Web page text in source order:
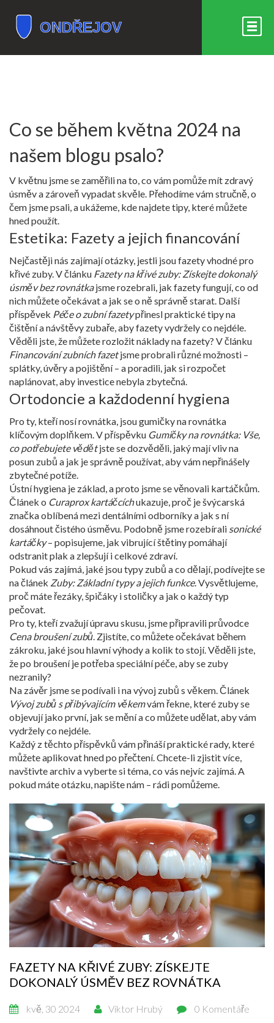
Co se během května 2024 na
našem blogu psalo?
V květnu jsme se zaměřili na to, co vám pomůže mít zdravý
úsměv a zároveň vypadat skvěle. Přehodíme vám stručně, o
čem jsme psali, a ukážeme, kde najdete tipy, které můžete
hned použít.
Estetika: Fazety a jejich financování
Nejčastěji nás zajímají otázky, jestli jsou fazety vhodné pro
křivé zuby. V článku Fazety na křivé zuby: Získejte dokonalý
úsměv bez rovnátkajsme rozebrali, jak fazety fungují, co od
nich můžete očekávat a jak se o ně správně starat. Další
příspěvek Péče o zubní fazetypřinesl praktické tipy na
čištění a návštěvy zubaře, aby fazety vydržely co nejdéle.
Věděli jste, že můžete rozložit náklady na fazety? V článku
Financování zubních fazetjsme probrali různé možnosti –
splátky, úvěry a pojištění – a poradili, jak si rozpočet
naplánovat, aby investice nebyla zbytečná.
Ortodoncie a každodenní hygiena
Pro ty, kteří nosí rovnátka, jsou gumičky na rovnátka
klíčovým doplňkem. V příspěvku Gumičky na rovnátka: Vše,
co potřebujete vědětjste se dozvěděli, jaký mají vliv na
posun zubů a jak je správně používat, aby vám nepřinášely
zbytečné potíže.
Ústní hygiena je základ, a proto jsme se věnovali kartáčkům.
Článek o Curaprox kartáčcíchukazuje, proč je švýcarská
značka oblíbená mezi dentálními odborníky a jak s ní
dosáhnout čistého úsměvu. Podobně jsme rozebírali sonické
kartáčky– popisujeme, jak vibrující štětiny pomáhají
odstranit plak a zlepšují i celkové zdraví.
Pokud vás zajímá, jaké jsou typy zubů a co dělají, podívejte se
na článek Zuby: Základní typy a jejich funkce. Vysvětlujeme,
proč máte řezáky, špičáky i stoličky a jak o každý typ
pečovat.
Pro ty, kteří zvažují úpravu skusu, jsme připravili průvodce
Cena broušení zubů. Zjistíte, co můžete očekávat během
zákroku, jaké jsou hlavní výhody a kolik to stojí. Věděli jste,
že po broušení je potřeba speciální péče, aby se zuby
nezranily?
Na závěr jsme se podívali i na vývoj zubů s věkem. Článek
Vývoj zubů s přibývajícím věkemvám řekne, které zuby se
objevují jako první, jak se mění a co můžete udělat, aby vám
vydržely co nejdéle.
Každý z těchto příspěvků vám přináší praktické rady, které
můžete aplikovat hned po přečtení. Chcete-li zjistit více,
navštivte archiv a vyberte si téma, co vás nejvíc zajímá. A
pokud máte otázku, napište nám – rádi pomůžeme.
FAZETY NA KŘIVÉ ZUBY: ZÍSKEJTE
DOKONALÝ ÚSMĚV BEZ ROVNÁTKA
kvě, 30 2024 Viktor Hrubý
0 Komentáře